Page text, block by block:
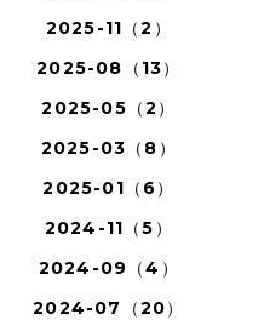
2025-11（2）
2025-08（13）
2025-05（2）
2025-03（8）
2025-01（6）
2024-11（5）
2024-09（4）
2024-07（20）